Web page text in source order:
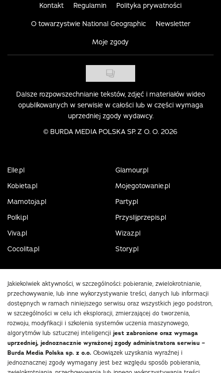
Kontakt Regulamin Polityka prywatności
O towarzystwie National Geographic Newsletter
Moje zgody
Dalsze rozpowszechnianie tekstów, zdjęć i materiałów wideo
opublikowanych w serwisie w całości lub w części wymaga
uprzedniej zgody wydawcy.
© BURDA MEDIA POLSKA SP. Z O. O. 2026
Elle.pl
Glamour.pl
Kobieta.pl
Mojegotowanie.pl
Mamotoja.pl
Party.pl
Polki.pl
Przyslijprzepis.pl
Viva.pl
Wizaz.pl
Cocolita.pl
Story.pl
Jakiekolwiek aktywności, w szczególności: pobieranie, zwielokrotnianie,
przechowywanie, lub inne wykorzystywanie treści, danych lub informacji
dostępnych w ramach niniejszego serwisu oraz wszystkich jego podstron,
w szczególności w celu ich eksploracji, zmierzającej do tworzenia,
rozwoju, modyfikacji i szkolenia systemów uczenia maszynowego,
algorytmów lub sztucznej inteligencji jest zabronione oraz wymaga
uprzedniej, jednoznacznie wyrażonej zgody administratora serwisu –
Burda Media Polska sp. z o.o. Obowiązek uzyskania wyraźnej i
jednoznacznej zgody wymagany jest bez względu sposób pobierania,